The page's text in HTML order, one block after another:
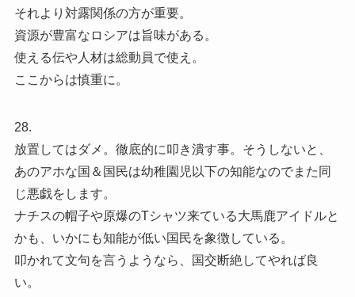
それより対露関係の方が重要。
資源が豊富なロシアは旨味がある。
使える伝や人材は総動員で使え。
ここからは慎重に。
28.
放置してはダメ。徹底的に叩き潰す事。そうしないと、
あのアホな国＆国民は幼稚園児以下の知能なのでまた同
じ悪戯をします。
ナチスの帽子や原爆のTシャツ来ている大馬鹿アイドルと
かも、いかにも知能が低い国民を象徴している。
叩かれて文句を言うようなら、国交断絶してやれば良
い。